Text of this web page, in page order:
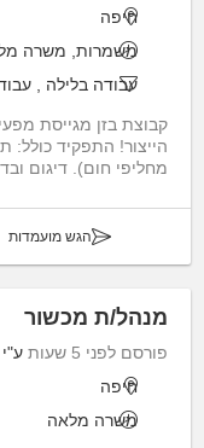
חיפה
משמרות, משרה
עבודה בלילה
קבוצת בזן מגייסת
הייצור! התפקיד
מחליפי חום). דיגום
הגש מועמדות
מנהל/ת מכשור
פורסם לפני 5 שעות ע"י
חיפה
משרה מלאה